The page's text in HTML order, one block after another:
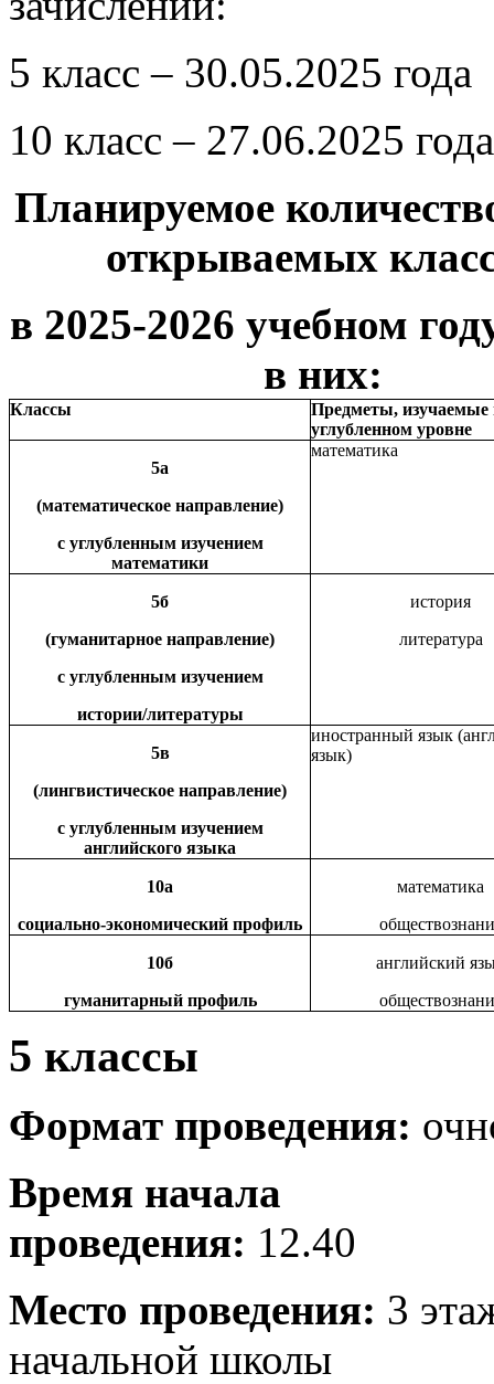
5 класс – 30.05.2025 года
10 класс – 27.06.2025 года
Планируемое
открываемых
в 2025-2026 учебном
в них:
Классы
Предметы, изучаемые
углубленном уровне
5а
(математическое направление)
с углубленным изучением
математики
математика
5б
(гуманитарное направление)
с углубленным изучением
истории/литературы
история
литература
5в
(лингвистическое направление)
с углубленным изучением
английского языка
иностранный язык
язык)
10а
социально-экономический профиль
математика
10б
гуманитарный профиль
английский
5 классы
Формат проведения:
Время начала
проведения: 12.40
Место проведения: 3
начальной школы